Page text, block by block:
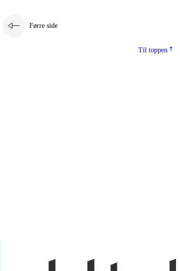
Førre side
Til toppen